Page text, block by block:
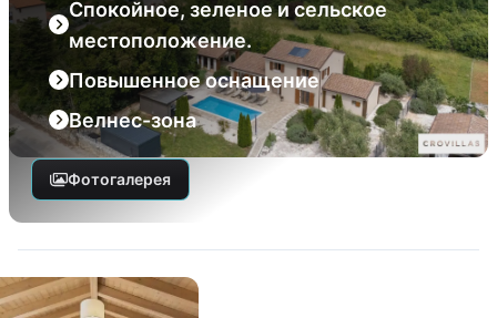
Спокойное, зеленое и сельское
местоположение.
Повышенное оснащение
Велнес-зона
Фотогалерея